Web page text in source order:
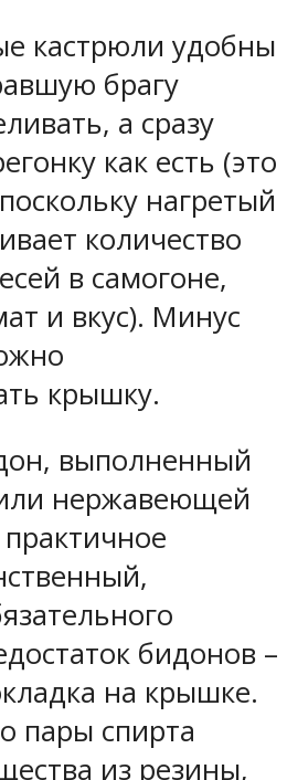
кастрюли удобны
брагу
а сразу
как есть (это
нагретый
количество
в самогоне,
и вкус). Минус
крышку.
выполненный
нержавеющей
бидонов –
на крышке.
пары спирта
из резины,